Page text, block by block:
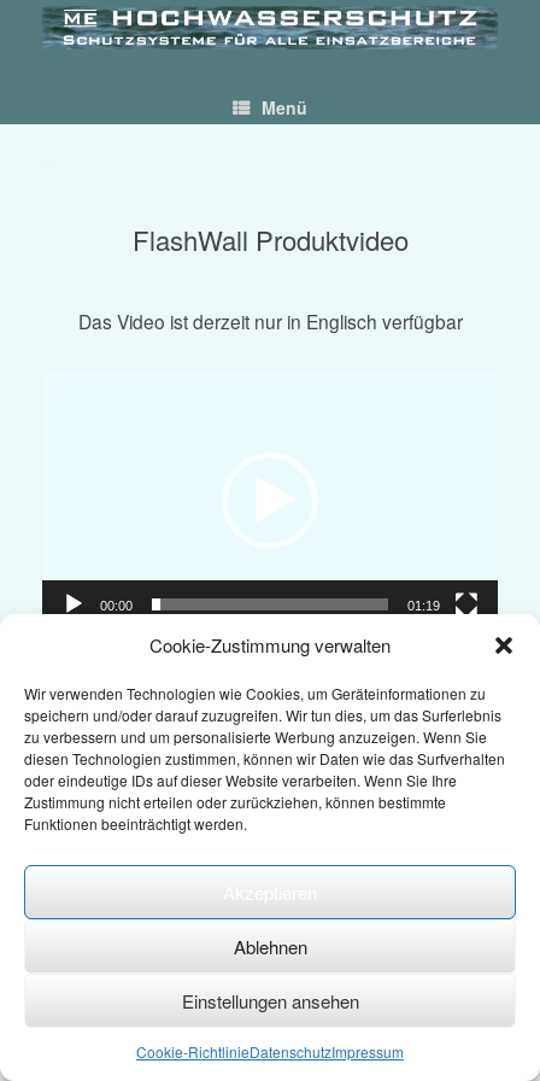
Cookie-Zustimmung verwalten
Wir verwenden Technologien wie Cookies, um Geräteinformationen zu
speichern und/oder darauf zuzugreifen. Wir tun dies, um das Surferlebnis
zu verbessern und um personalisierte Werbung anzuzeigen. Wenn Sie
diesen Technologien zustimmen, können wir Daten wie das Surfverhalten
oder eindeutige IDs auf dieser Website verarbeiten. Wenn Sie Ihre
Zustimmung nicht erteilen oder zurückziehen, können bestimmte
Funktionen beeinträchtigt werden.
Ablehnen
Einstellungen ansehen
Cookie-RichtlinieDatenschutzImpressum
Menü
FlashWall Produktvideo
Das Video ist derzeit nur in Englisch verfügbar
00:00 01:19
© 2021 ME-Hochwasserschutz Handelsges.m.b.H. - Rechengasse
17 A - 2620 Ternitz -office@me-hochwasserschutz.at- +43 - 2242
- 320 70
Datenschutz-AGB-Impressum-Folge uns auf Facebook
Wir verwenden Cookies auf unserer Website, um Ihnen die
bestmögliche Erfahrung bieten zu können, indem wir uns an
Sie auf "Alle akzeptieren" klicken, erklären Sie sich mit der
jedoch die "Cookie-Einstellungen" bearbeiten, um individuelle
Datenschutzerklärung